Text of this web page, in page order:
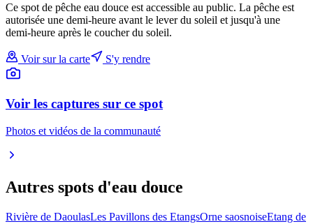
Ce spot de pêche eau douce est accessible au public. La pêche est
autorisée une demi-heure avant le lever du soleil et jusqu'à une
demi-heure après le coucher du soleil.
Voir sur la carte S'y rendre
Voir les captures sur ce spot
Photos et vidéos de la communauté
Autres spots d'eau douce
Rivière de DaoulasLes Pavillons des EtangsOrne saosnoiseEtang de